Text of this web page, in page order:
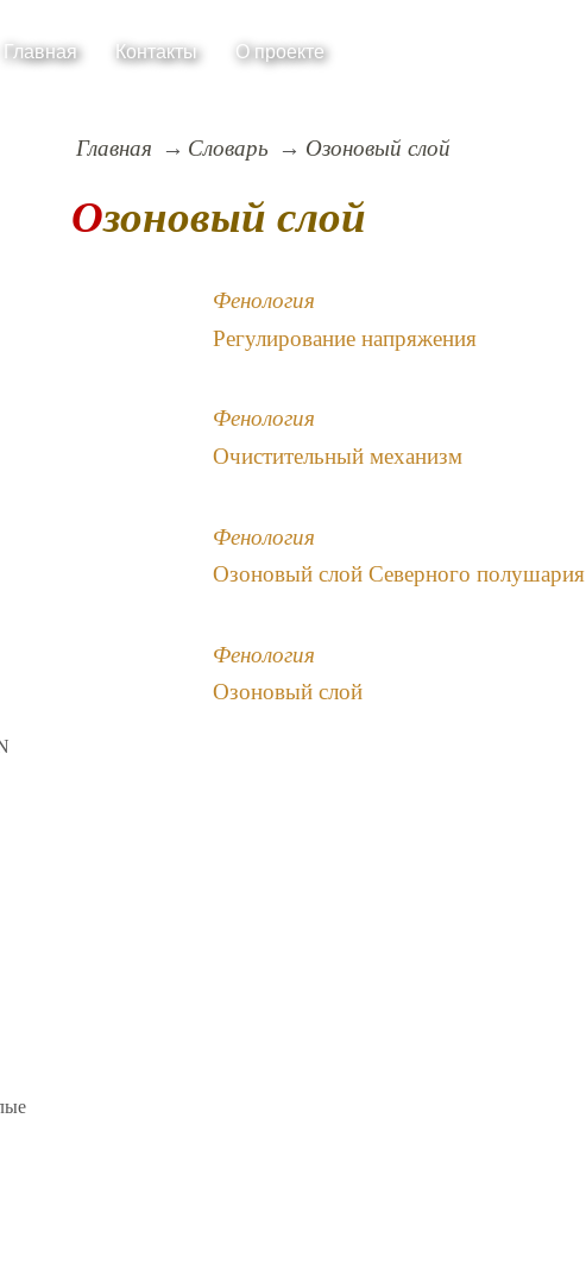
Главная Контакты О проекте
Главная Словарь Озоновый слой
Озоновый слой
Фенология
Регулирование напряжения
Фенология
Очистительный механизм
Фенология
Озоновый слой Северного полушария
Фенология
Озоновый слой